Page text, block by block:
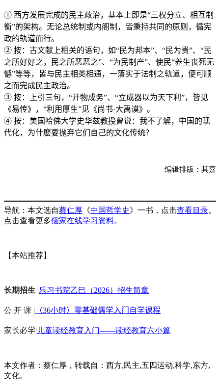
① 西方发展完成的民主政治，基本上即是“三权分立、相互制
衡”的架构。无论总统制或内阁制，皆秉持共同的原则，循宪
政的轨道而行。
② 按：古文献上相关的语句，如“民为邦本”、“民为贵”、“民
之所好好之，民之所恶恶之”、“为民制产”、使民“养生丧死无
憾”等等，皆与民主相类相通，一落实于法制之轨道，便可顺
之而完成民主政治。
③ 按：上引三句，“开物成务”、“立成器以为天下利”，皆见
《易传》，“利用厚生”见《尚书·大禹谟》。
④ 按：美国哈佛大学史华兹教授曾说：我不了解，中国的现
代化，为什麽要抛弃它们自己的文化传统？
编辑排版：其嘉
导航：本文选自蔡仁厚 《中国哲学史》一书，点击查看目录。
点击查看更多儒家在线学习资料。
【本站推荐】
长期招生 |乐习书院乙巳（2026）招生简章
公 开 课 | （36小时）零基础儒学入门自学课程
家长必学| 儿童读经教育入门——读经教育六小篇
本文作者：蔡仁厚，转载自：西方,民主,五四运动,科学,东方,
文化。